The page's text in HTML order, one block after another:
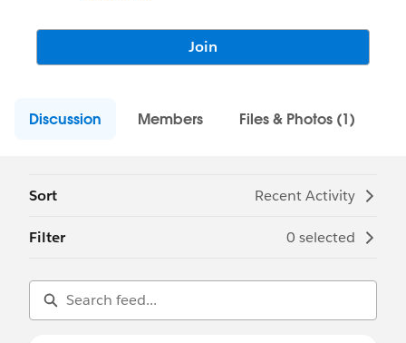
バーとSalesforceユーザグループ事務局で内
容を確認後、支援者マッチングへと進めさせ
マッチング後、当事者間でご連絡を取ってい
・導入時期
・ライセンス数
・ファンドレックスDRMを使っています
Join
Discussion Members Files & Photos (1)
Sort Recent Activity
Filter 0 selected